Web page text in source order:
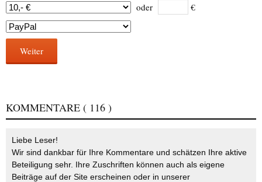
oder
€
Weiter
KOMMENTARE ( 116 )
Liebe Leser!
Wir sind dankbar für Ihre Kommentare und schätzen Ihre aktive
Beteiligung sehr. Ihre Zuschriften können auch als eigene
Beiträge auf der Site erscheinen oder in unserer